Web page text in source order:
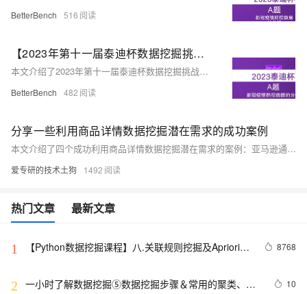
BetterBench 516
【2023年第十一届泰迪杯数据挖掘挑战赛】A题：新冠疫情防控数据的分析 建模方案及python代码详解
本文介绍了2023年第十一届泰迪杯数据挖掘挑战赛A题的解题思路和Python代码实现，涵盖了新冠疫情防控数据的分析、建模方案以及数据治理的具体工作。
BetterBench 482
分享一些利用商品详情数据挖掘潜在需求的成功案例
本文介绍了四个成功利用商品详情数据挖掘潜在需求的案例：亚马逊通过个性化推荐系统提升销售额；小米通过精准挖掘用户需求优化智能硬件生态链；星巴克推出定制化饮品服务满足用户多样化口味；美妆品牌利用数据改进产品配方和设计，制定针对性营销策略。这些案例展示了数据挖掘在提升用户体验和商业价值方面的巨大潜力。
爱专研的技术土狗 1492
热门文章 最新文章
1
【Python数据挖掘课程】八.关联规则挖掘及Apriori实
8768
2 一小时了解数据挖掘⑤数据挖掘步骤＆常用的聚类、决
10